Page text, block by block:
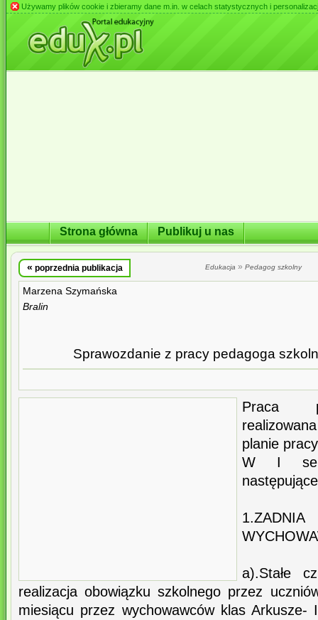
Używamy plików cookie i zbieramy dane m.in. w celach statystycznych i
Strona główna Publikuj u nas
« poprzednia publikacja Edukacja » Pedagog szkolny
Marzena Szymańska
Bralin
Sprawozdanie z pracy pedagoga
Praca
planie
W I
a).Stałe
realizacja obowiązku szkolnego przez
miesiącu przez wychowawców klas Arkusze-